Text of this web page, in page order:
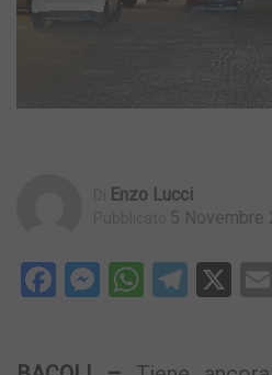
Enzo Lucci
5 Novembre
Facebook
Messenger
X